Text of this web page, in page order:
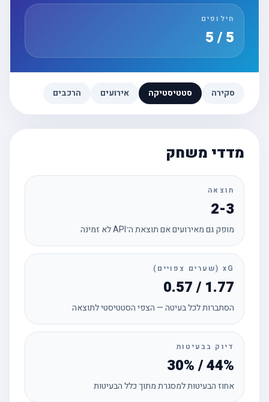
חילופים
סקירה סטטיסטיקה אירועים הרכבים
מדדי משחק
תוצאה
2-3
מופק גם מאירועים אם תוצאת ה־API לא זמינה
xG (שערים צפויים)
0.57 / 1.77
הסתברות לכל בעיטה — הצפי הסטטיסטי לתוצאה
דיוק בבעיטות
30% / 44%
אחוז הבעיטות למסגרת מתוך כלל הבעיטות